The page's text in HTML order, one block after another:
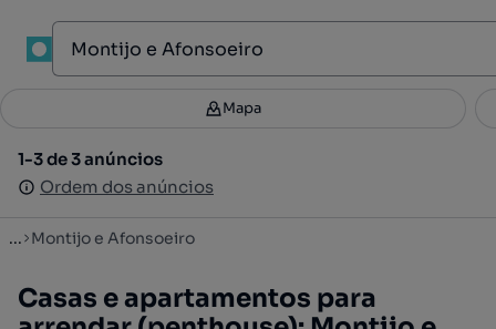
Filtros 3
1-3 de 3 anúncios
Ordem dos anúncios
Mapa
1-3 de 3 anúncios
Ordem dos anúncios
... Montijo e Afonsoeiro
Casas e apartamentos para